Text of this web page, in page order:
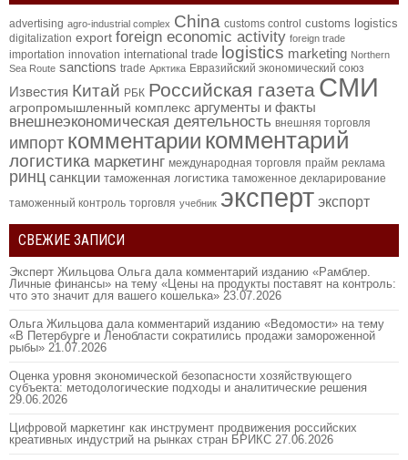
advertising agro-industrial complex China customs control customs logistics
digitalization export foreign economic activity foreign trade
importation innovation international trade logistics marketing Northern
Sea Route sanctions trade Арктика Евразийский экономический союз
Известия Китай РБК Российская газета СМИ
агропромышленный комплекс аргументы и факты
внешнеэкономическая деятельность внешняя торговля
импорт комментарии комментарий
логистика маркетинг международная торговля прайм реклама
ринц санкции таможенная логистика таможенное декларирование
таможенный контроль торговля учебник эксперт экспорт
СВЕЖИЕ ЗАПИСИ
Эксперт Жильцова Ольга дала комментарий изданию «Рамблер.
Личные финансы» на тему «Цены на продукты поставят на контроль:
что это значит для вашего кошелька» 23.07.2026
Ольга Жильцова дала комментарий изданию «Ведомости» на тему
«В Петербурге и Ленобласти сократились продажи замороженной
рыбы» 21.07.2026
Оценка уровня экономической безопасности хозяйствующего
субъекта: методологические подходы и аналитические решения
29.06.2026
Цифровой маркетинг как инструмент продвижения российских
креативных индустрий на рынках стран БРИКС 27.06.2026